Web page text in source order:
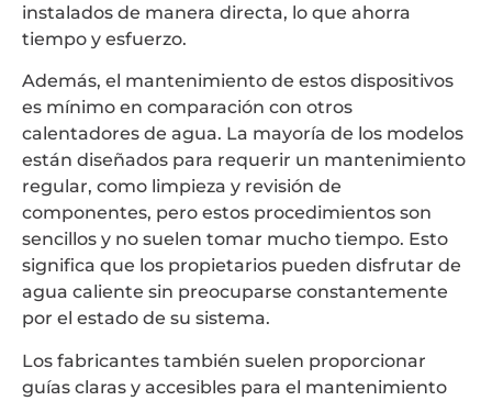
instalados de manera directa, lo que ahorra
tiempo y esfuerzo.
Además, el mantenimiento de estos dispositivos
es mínimo en comparación con otros
calentadores de agua. La mayoría de los modelos
están diseñados para requerir un mantenimiento
regular, como limpieza y revisión de
componentes, pero estos procedimientos son
sencillos y no suelen tomar mucho tiempo. Esto
significa que los propietarios pueden disfrutar de
agua caliente sin preocuparse constantemente
por el estado de su sistema.
Los fabricantes también suelen proporcionar
guías claras y accesibles para el mantenimiento